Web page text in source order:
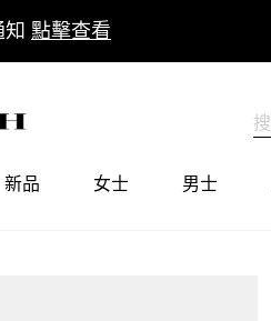
點擊查看
新品 女士 男士